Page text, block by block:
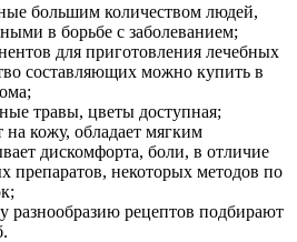
большим количеством людей,
в борьбе с заболеванием;
для приготовления лечебных
составляющих можно купить в
травы, цветы доступная;
кожу, обладает мягким
дискомфорта, боли, в отличие
препаратов, некоторых методов по
разнообразию рецептов подбирают